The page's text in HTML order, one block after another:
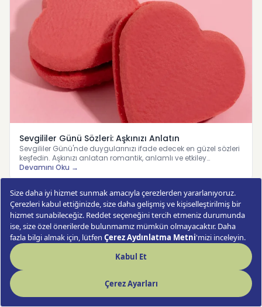
Sevgililer Günü Sözleri: Aşkınızı Anlatın
Sevgililer Günü'nde duygularınızı ifade edecek en güzel sözleri
keşfedin. Aşkınızı anlatan romantik, anlamlı ve etkiley…
Devamını Oku →